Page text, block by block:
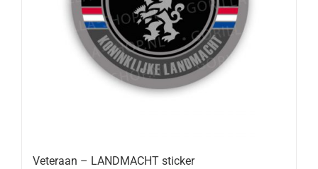
Veteraan – LANDMACHT sticker